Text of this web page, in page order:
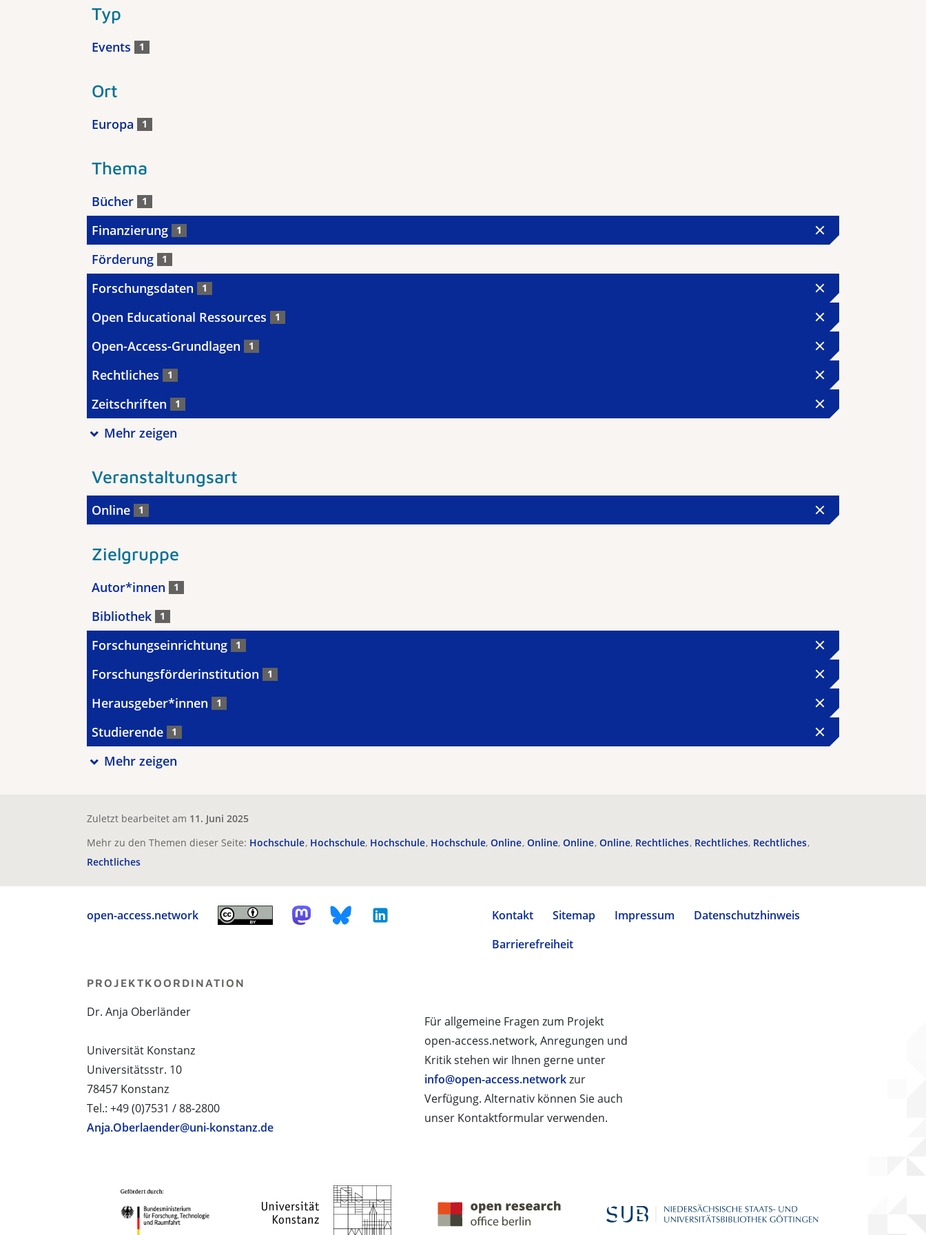
Typ
Events 1
Ort
Europa 1
Thema
Bücher 1
Finanzierung 1
Förderung 1
Forschungsdaten 1
Open Educational Ressources 1
Open-Access-Grundlagen 1
Rechtliches 1
Zeitschriften 1
Mehr zeigen
Veranstaltungsart
Online 1
Zielgruppe
Autor*innen 1
Bibliothek 1
Forschungseinrichtung 1
Forschungsförderinstitution 1
Herausgeber*innen 1
Studierende 1
Mehr zeigen
Zuletzt bearbeitet am 11. Juni 2025
Mehr zu den Themen dieser Seite: Hochschule Hochschule Hochschule Hochschule Online Online Online Online Rechtliches Rechtliches Rechtliches
Rechtliches
open-access.network Kontakt Sitemap Impressum
Datenschutzhinweis
Barrierefreiheit
Für allgemeine Fragen zum Projekt
open-access.network, Anregungen und
Kritik stehen wir Ihnen gerne unter
info@open-access.networkzur
Verfügung. Alternativ können Sie auch
unser Kontaktformular verwenden.
PROJEKTKOORDINATION
Dr. Anja Oberländer
Universität Konstanz
Universitätsstr. 10
78457 Konstanz
Tel.: +49 (0)7531 / 88-2800
Anja.Oberlaender@uni-konstanz.de